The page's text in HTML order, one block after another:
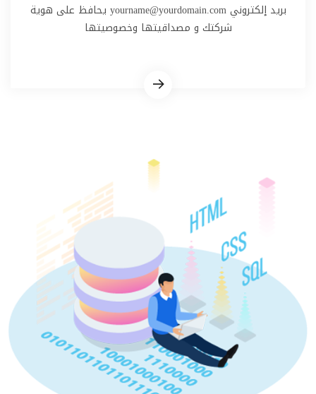
بريد إلكتروني yourname@yourdomain.com يحافظ على هوية
شركتك و مصداقيتها وخصوصيتها